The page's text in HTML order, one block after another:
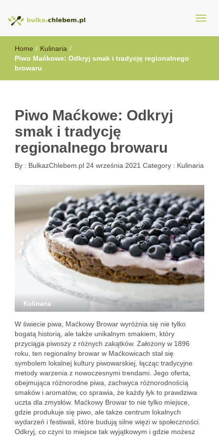
BulkazChlebem.pl
Home / Kulinaria /
Piwo Maćkowe: Odkryj smak i tradycję regionalnego
browaru
Piwo Maćkowe: Odkryj
smak i tradycję
regionalnego browaru
By : BulkazChlebem.pl 24 września 2021 Category : Kulinaria
Kulinaria
W świecie piwa, Maćkowy Browar wyróżnia się nie tylko
bogatą historią, ale także unikalnym smakiem, który
przyciąga piwoszy z różnych zakątków. Założony w 1896
roku, ten regionalny browar w Maćkowicach stał się
symbolem lokalnej kultury piwowarskiej, łącząc tradycyjne
metody warzenia z nowoczesnymi trendami. Jego oferta,
obejmująca różnorodne piwa, zachwyca różnorodnością
smaków i aromatów, co sprawia, że każdy łyk to prawdziwa
uczta dla zmysłów. Maćkowy Browar to nie tylko miejsce,
gdzie produkuje się piwo, ale także centrum lokalnych
wydarzeń i festiwali, które budują silne więzi w społeczności.
Odkryj, co czyni to miejsce tak wyjątkowym i gdzie możesz